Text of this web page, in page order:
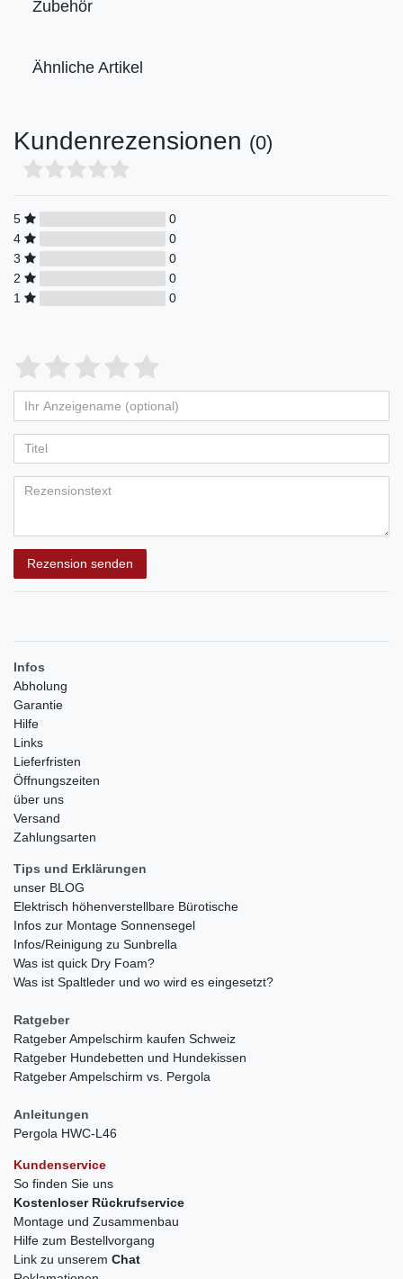
Zubehör
Ähnliche Artikel
Kundenrezensionen (0)
5
0
4
0
3
0
2
0
1
0
Bewertungssterne
von
5
Bewertungssternen
4
von
5
Bewertungssternen
3
von
5
Bewertungssternen
2
von
5
Bewertungssternen
1
von
5
Bewertungssternen
Anzeigename
(optional)
Rezension senden
Infos
Abholung
Garantie
Hilfe
Links
Lieferfristen
Öffnungszeiten
über uns
Versand
Zahlungsarten
Tips und Erklärungen
unser BLOG
Elektrisch höhenverstellbare Bürotische
Infos zur Montage Sonnensegel
Infos/Reinigung zu Sunbrella
Was ist quick Dry Foam?
Was ist Spaltleder und wo wird es eingesetzt?
Ratgeber
Ratgeber Ampelschirm kaufen Schweiz
Ratgeber Hundebetten und Hundekissen
Ratgeber Ampelschirm vs. Pergola
Anleitungen
Pergola HWC-L46
Kundenservice
So finden Sie uns
Kostenloser Rückrufservice
Montage und Zusammenbau
Hilfe zum Bestellvorgang
Link zu unserem Chat